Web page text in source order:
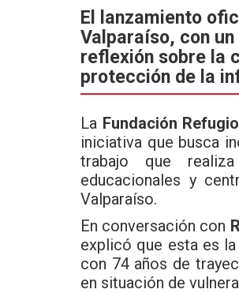
ce
b
o
o
k
tt
er
at
s
A
p
p
El lanzamiento
Valparaíso, con
reflexión sobre la
protección de la
La Fundación
iniciativa que busca
trabajo que
educacionales y
Valparaíso.
En conversación con
explicó que esta es
con 74 años de
en situación de